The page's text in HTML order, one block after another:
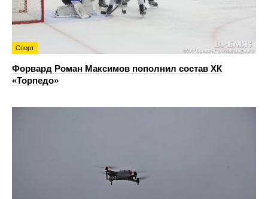
Спорт
Форвард Роман Максимов пополнил состав ХК
«Торпедо»